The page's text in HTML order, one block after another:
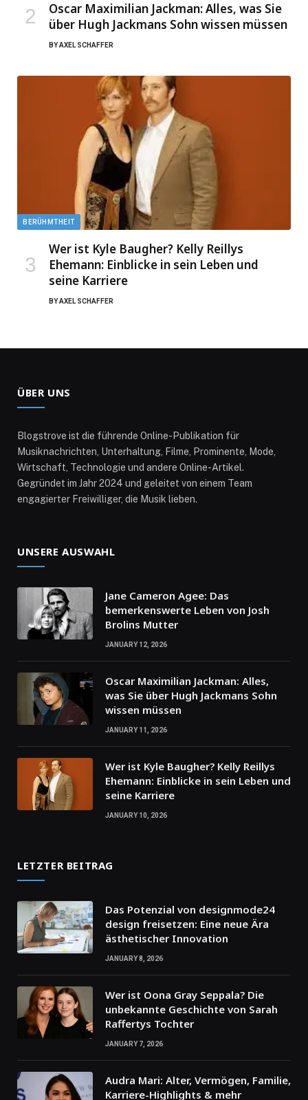
Oscar Maximilian Jackman: Alles, was Sie
über Hugh Jackmans Sohn wissen müssen
BYAXEL SCHAFFER
BERÜHMTHEIT
Wer ist Kyle Baugher? Kelly Reillys
Ehemann: Einblicke in sein Leben und
seine Karriere
BYAXEL SCHAFFER
ÜBER UNS
Blogstrove ist die führende Online-Publikation für
Musiknachrichten, Unterhaltung, Filme, Prominente, Mode,
Wirtschaft, Technologie und andere Online-Artikel.
Gegründet im Jahr 2024 und geleitet von einem Team
engagierter Freiwilliger, die Musik lieben.
UNSERE AUSWAHL
Jane Cameron Agee: Das
bemerkenswerte Leben von Josh
Brolins Mutter
JANUARY 12, 2026
Oscar Maximilian Jackman: Alles,
was Sie über Hugh Jackmans Sohn
wissen müssen
JANUARY 11, 2026
Wer ist Kyle Baugher? Kelly Reillys
Ehemann: Einblicke in sein Leben und
seine Karriere
JANUARY 10, 2026
LETZTER BEITRAG
Das Potenzial von designmode24
design freisetzen: Eine neue Ära
ästhetischer Innovation
JANUARY 8, 2026
Wer ist Oona Gray Seppala? Die
unbekannte Geschichte von Sarah
Raffertys Tochter
JANUARY 7, 2026
Audra Mari: Alter, Vermögen, Familie,
Karriere-Highlights & mehr